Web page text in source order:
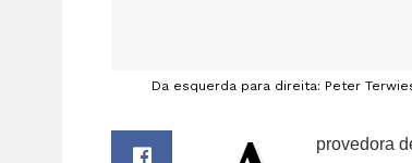
Da esquerda para direita: Peter
provedora